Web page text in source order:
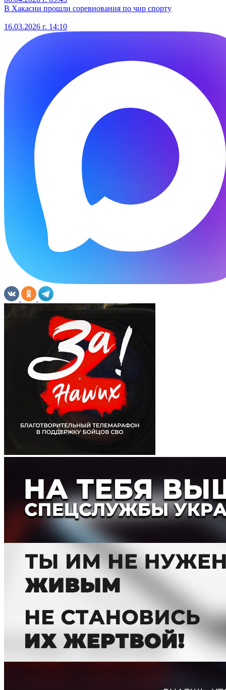
В Хакасии прошли соревнования по чир спорту
16.03.2026 г. 14:10